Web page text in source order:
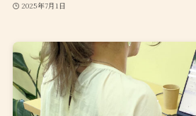
2025年7月1日